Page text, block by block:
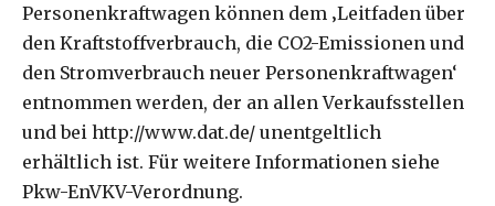
Personenkraftwagen können dem ‚Leitfaden über
den Kraftstoffverbrauch, die CO2-Emissionen und
den Stromverbrauch neuer Personenkraftwagen‘
entnommen werden, der an allen Verkaufsstellen
und bei http://www.dat.de/ unentgeltlich
erhältlich ist. Für weitere Informationen siehe
Pkw-EnVKV-Verordnung.